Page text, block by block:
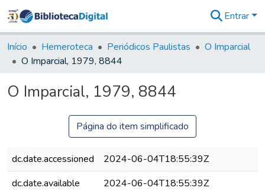
&
Coleções
Tudo na
Digital
Entrar
Início Hemeroteca Periódicos Paulistas
O Imparcial
O Imparcial, 1979, 8844
O Imparcial, 1979, 8844
Página do item simplificado
dc.date.accessioned
2024-06-04T18:55:39Z
dc.date.available
2024-06-04T18:55:39Z